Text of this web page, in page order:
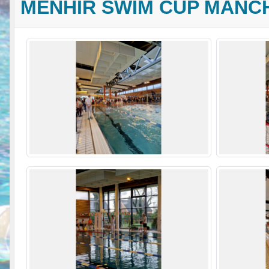
MENHIR SWIM CUP